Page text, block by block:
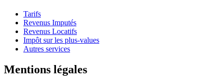
Tarifs
Revenus Imputés
Revenus Locatifs
Impôt sur les plus-values
Autres services
Mentions légales